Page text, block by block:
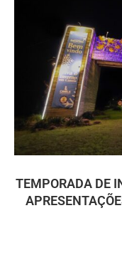
TEMPORADA DE